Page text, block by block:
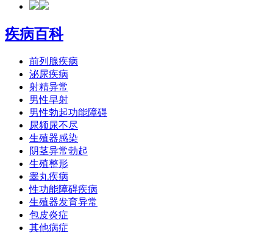
疾病百科
前列腺疾病
泌尿疾病
射精异常
男性早射
男性勃起功能障碍
尿频尿不尽
生殖器感染
阴茎异常勃起
生殖整形
睾丸疾病
性功能障碍疾病
生殖器发育异常
包皮炎症
其他病症